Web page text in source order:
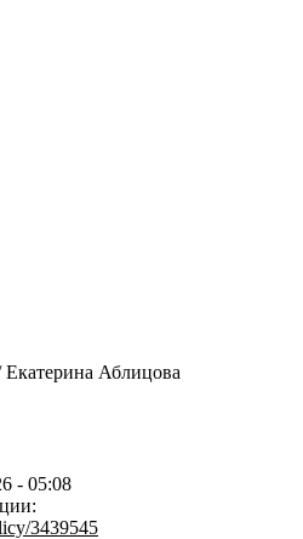
Екатерина Аблицова
- 05:08
3439545